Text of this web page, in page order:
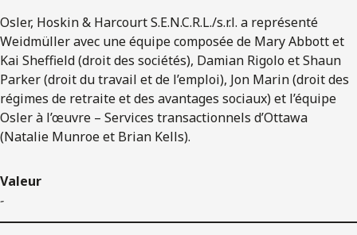
Osler, Hoskin & Harcourt S.E.N.C.R.L./s.r.l. a représenté
Weidmüller avec une équipe composée de Mary Abbott et
Kai Sheffield (droit des sociétés), Damian Rigolo et Shaun
Parker (droit du travail et de l’emploi), Jon Marin (droit des
régimes de retraite et des avantages sociaux) et l’équipe
Osler à l’œuvre – Services transactionnels d’Ottawa
(Natalie Munroe et Brian Kells).
Valeur
-